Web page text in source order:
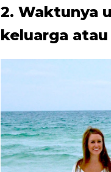
2. Waktunya
keluarga